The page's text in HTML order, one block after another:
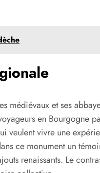
médiévaux et ses
en Bourgogne
veulent vivre une
ce monument un
renaissants. Le